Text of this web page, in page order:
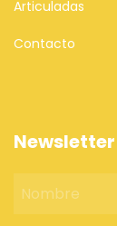
Articuladas
Contacto
Newsletter